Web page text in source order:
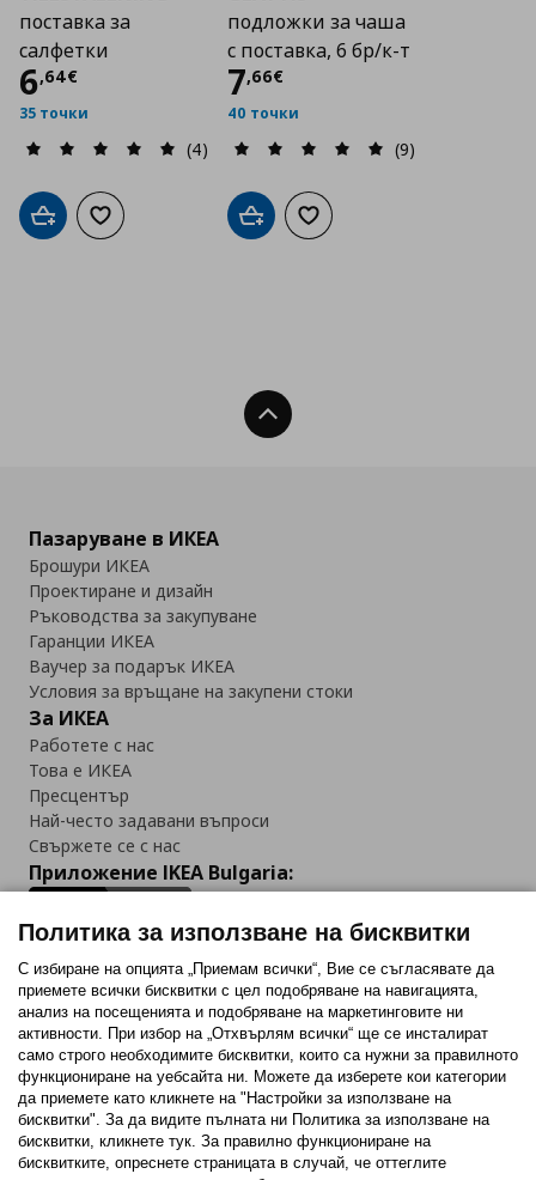
поставка за
салфетки
6,64€
Цена
35 точки
(4)
Добави в кошницата
Добави към списъка с любими
подложки за чаша
с поставка, 6 бр/к-т
7,66€
Цена
40 точки
(9)
Добави в кошницата
Добави към списъка с
Нагоре
Пазаруване в ИКЕА
Брошури ИКЕА
Проектиране и дизайн
Ръководства за закупуване
Гаранции ИКЕА
Ваучер за подарък ИКЕА
Условия за връщане на закупени стоки
За ИКЕА
Работете с нас
Това е ИКЕА
Пресцентър
Най-често задавани въпроси
Свържете се с нас
Приложение IKEA Bulgaria:
Последвайте ни:
FacebookTwitterYoutubePinterestInstagram
Политика за използване на бисквитки
С избиране на опцията „Приемам всички“, Вие се съгласявате да
приемете всички бисквитки с цел подобряване на навигацията,
анализ на посещенията и подобряване на маркетинговите ни
активности. При избор на „Отхвърлям всички“ ще се инсталират
само строго необходимитe бисквитки, които са нужни за правилното
функциониране на уебсайта ни. Можете да изберете кои категории
да приемете като кликнете на "Настройки за използване на
бисквитки". За да видите пълната ни Политика за използване на
бисквитки, кликнете тук. За правилно функциониране на
бисквитките, опреснете страницата в случай, че оттеглите